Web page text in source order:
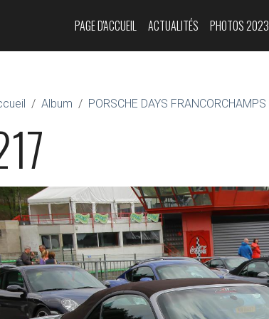
PAGE D'ACCUEIL ACTUALITÉS PHOTOS 2023
Album PORSCHE DAYS FRANCORCHAMPS